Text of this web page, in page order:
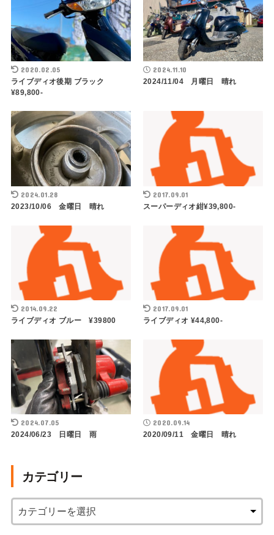
2020.02.05
ライブディオ後期 ブラック
¥89,800-
2024.11.10
2024/11/04 月曜日 晴れ
2024.01.28
2023/10/06 金曜日 晴れ
2017.09.01
スーパーディオ紺¥39,800-
2014.09.22
ライブディオ ブルー ¥39800
2017.09.01
ライブディオ ¥44,800-
2024.07.05
2024/06/23 日曜日 雨
2020.09.14
2020/09/11 金曜日 晴れ
カテゴリー